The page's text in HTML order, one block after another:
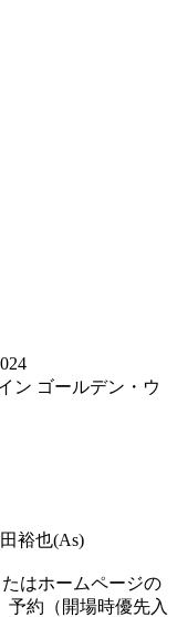
ン ゴールデン・ウ
裕也(As)
はホームページの
予約（開場時優先入